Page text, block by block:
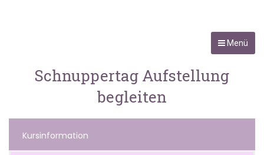
Menü
Schnuppertag Aufstellung
begleiten
Kursinformation